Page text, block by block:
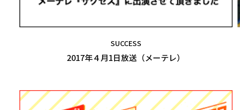
SUCCESS
2017年４月1日放送（メーテレ）